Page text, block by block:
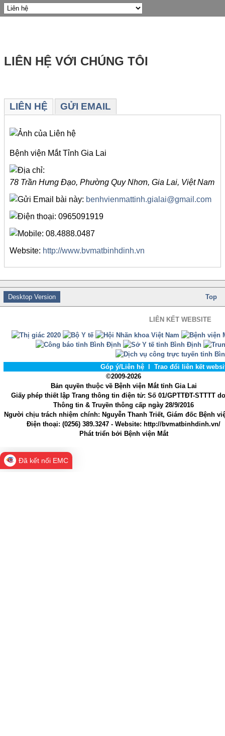
LIÊN HỆ VỚI CHÚNG TÔI
LIÊN HỆ GỬI EMAIL
Bệnh viện Mắt Tỉnh Gia Lai
78 Trần Hưng Đạo, Phường Quy Nhơn, Gia Lai, Việt Nam
benhvienmattinh.gialai@gmail.com
0965091919
08.4888.0487
Website: http://www.bvmatbinhdinh.vn
Desktop Version Top
LIÊN KẾT WEBSITE
Góp ý/Liên hệ l
Trao đổi liên kết
©2009-2026
Bản quyền thuộc về Bệnh viện Mắt tỉnh Gia Lai
Giấy phép thiết lập Trang thông tin điện tử: Số 01/GPTTĐT-STTTT
Thông tin & Truyền thông cấp ngày 28/9/2016
Người chịu trách nhiệm chính: Nguyễn Thanh Triết, Giám đốc Bệnh
Điện thoại:(0256) 389.3247- Website: http://bvmatbinhdinh.vn/
Phát triển bởi Bệnh viện Mắt
Đã kết nối EMC